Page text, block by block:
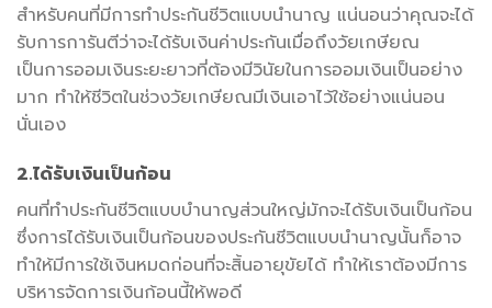
สำหรับคนที่มีการทำประกันชีวิตแบบนำนาญ แน่นอนว่าคุณจะได้
รับการการันตีว่าจะได้รับเงินค่าประกันเมื่อถึงวัยเกษียณ
เป็นการออมเงินระยะยาวที่ต้องมีวินัยในการออมเงินเป็นอย่าง
มาก ทำให้ชีวิตในช่วงวัยเกษียณมีเงินเอาไว้ใช้อย่างแน่นอน
นั่นเอง
2.ได้รับเงินเป็นก้อน
คนที่ทำประกันชีวิตแบบบำนาญส่วนใหญ่มักจะได้รับเงินเป็นก้อน
ซึ่งการได้รับเงินเป็นก้อนของประกันชีวิตแบบนำนาญนั้นก็อาจ
ทำให้มีการใช้เงินหมดก่อนที่จะสิ้นอายุขัยได้ ทำให้เราต้องมีการ
บริหารจัดการเงินก้อนนี้ให้พอดี